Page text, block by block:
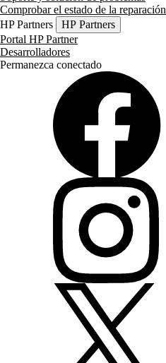
Comprobar el estado de la reparación
HP Partners
HP Partners
Portal HP Partner
Desarrolladores
Permanezca conectado